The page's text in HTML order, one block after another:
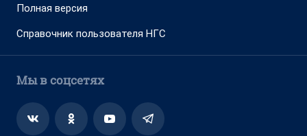
Полная версия
Справочник пользователя НГС
Мы в соцсетях